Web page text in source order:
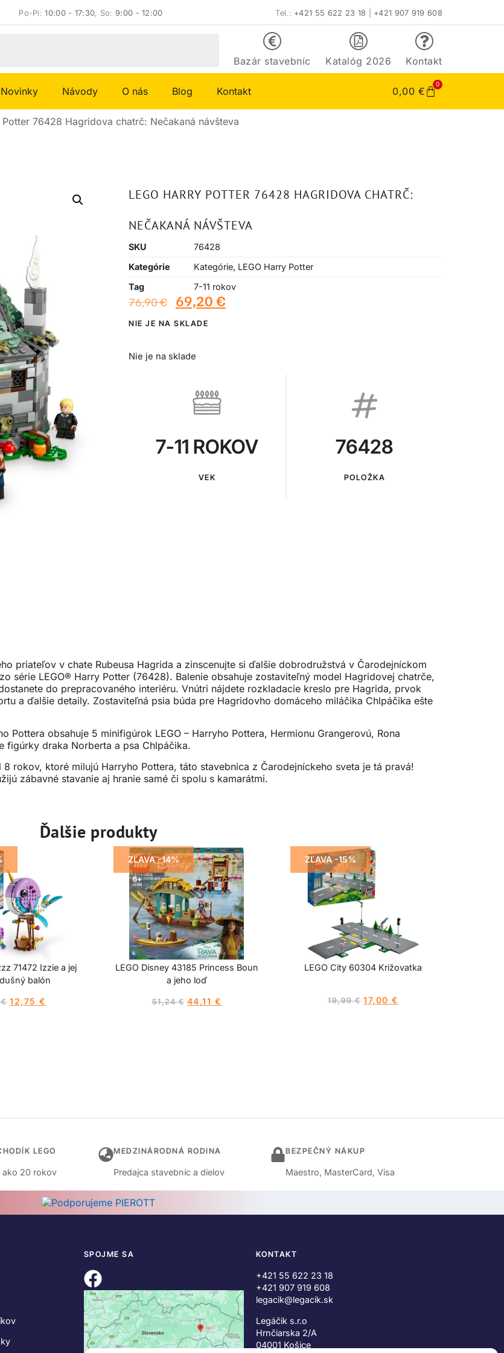
Po-Pi:10:00 - 17:30, So:9:00 - 12:00 Tel.: +421 55 622 23 18 +421 907 919 608
Bazár stavebníc Katalóg 2026 Kontakt
Novinky Návody O nás Blog Kontakt 0,00 €
0
Potter 76428 Hagridova chatrč: Nečakaná návšteva
LEGO HARRY POTTER 76428 HAGRIDOVA CHATRČ:
NEČAKANÁ NÁVŠTEVA
SKU
76428
Kategórie
Kategórie, LEGO Harry Potter
Tag
7-11 rokov
76,90€ 69,20 €
NIE JE NA SKLADE
Nie je na sklade
7-11 ROKOV
VEK
76428
POLOŽKA
priateľov v chate Rubeusa Hagrida a zinscenujte si ďalšie dobrodružstvá v Čarodejníckom
série LEGO® Harry Potter (76428). Balenie obsahuje zostaviteľný model Hagridovej chatrče,
do prepracovaného interiéru. Vnútri nájdete rozkladacie kreslo pre Hagrida, prvok
a ďalšie detaily. Zostaviteľná psia búda pre Hagridovho domáceho miláčika Chlpáčika ešte
Pottera obsahuje 5 minifigúrok LEGO – Harryho Pottera, Hermionu Grangerovú, Rona
figúrky draka Norberta a psa Chlpáčika.
rokov, ktoré milujú Harryho Pottera, táto stavebnica z Čarodejníckeho sveta je tá pravá!
zábavné stavanie aj hranie samé či spolu s kamarátmi.
Ďalšie produkty
71472 Izzie a jej
balón
€ 12,75 €
ZĽAVA -14%
LEGO Disney 43185 Princess Boun
a jeho loď
51,24€ 44,11 €
ZĽAVA -15%
LEGO City 60304 Križovatka
19,99€ 17,00 €
LEGO
ako 20 rokov
MEDZINÁRODNÁ RODINA
Predajca stavebníc a dielov
BEZPEČNÝ NÁKUP
Maestro, MasterCard, Visa
SPOJME SA KONTAKT
+421 55 622 23 18
+421 907 919 608
legacik@legacik.sk
Legáčik s.r.o
Hrnčiarska 2/A
04001 Košice